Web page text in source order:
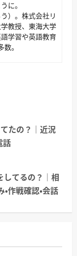
に。
）。株式会社リ
教授、東海大学
学習や英語教育
。
たの？｜近況
話
してるの？｜相
作戦確認・会話